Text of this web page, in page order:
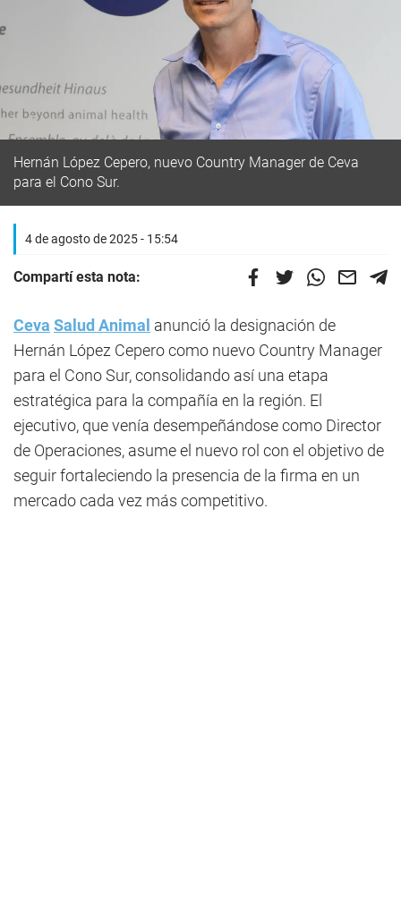
Hernán López Cepero, nuevo Country Manager de Ceva
para el Cono Sur.
4 de agosto de 2025 - 15:54
Compartí esta nota:
Ceva Salud Animal anunció la designación de
Hernán López Cepero como nuevo Country Manager
para el Cono Sur, consolidando así una etapa
estratégica para la compañía en la región. El
ejecutivo, que venía desempeñándose como Director
de Operaciones, asume el nuevo rol con el objetivo de
seguir fortaleciendo la presencia de la firma en un
mercado cada vez más competitivo.